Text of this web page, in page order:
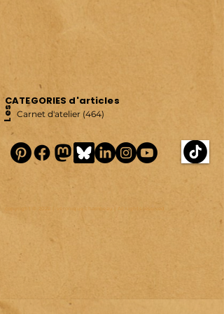
Carnet d'atelier (464)
Les
CATEGORIES d'articles
copyright © 2022 | véronique chambeau | All rights reserved